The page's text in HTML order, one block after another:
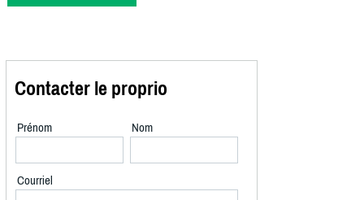
Contacter le proprio
Prénom Nom
Courriel